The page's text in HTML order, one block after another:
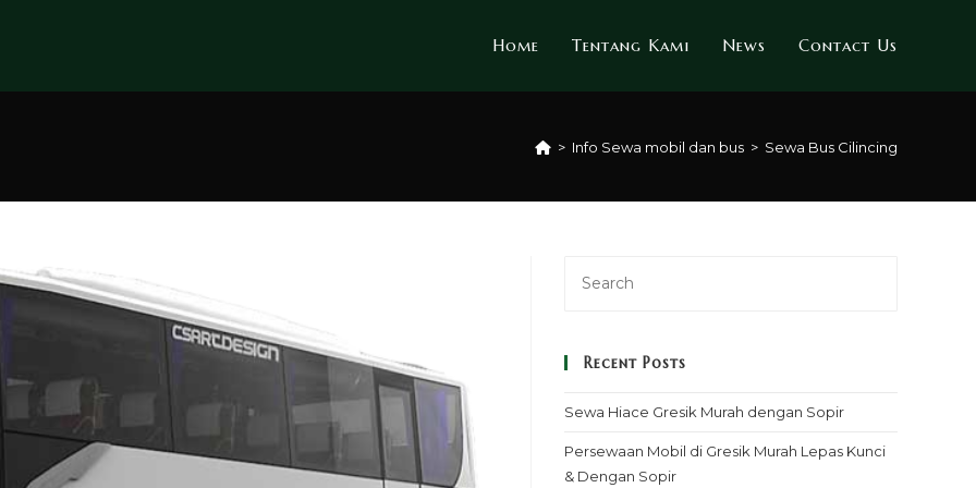
Home Tentang Kami News Contact Us
> Info Sewa mobil dan bus > Sewa Bus Cilincing
Recent Posts
Sewa Hiace Gresik Murah dengan Sopir
Persewaan Mobil di Gresik Murah Lepas Kunci
& Dengan Sopir